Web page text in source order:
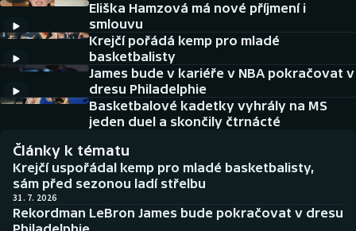
Americký fotbal
Baseball a softbal
Basketbal
Boby a skeleton
Box
NEPŘEHLÉDNĚTE
Soutěže
Historické návraty
AZ kvíz
Eliška Hamzová má nové příjmení i
smlouvu
Krejčí pořádá kemp pro mladé
basketbalisty
James bude v kariéře v NBA pokračovat v
dresu Philadelphie
Basketbalové kadetky vyhrály na MS
jeden duel a skončily čtrnácté
Články k tématu
Krejčí uspořádal kemp pro mladé basketbalisty,
sám před sezonou ladí střelbu
31. 7. 2026
Rekordman LeBron James bude pokračovat v dresu